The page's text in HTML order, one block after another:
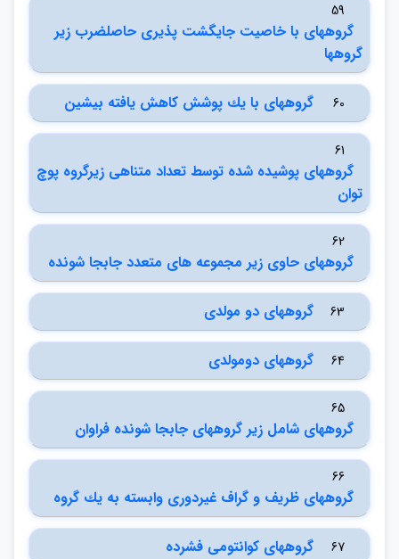
59
گروههاي با خاصيت جايگشت پذيري حاصلضرب زير
گروهها
60 گروههاي با يك پوشش كاهش يافته بيشين
61
گروههاي پوشيده شده توسط تعداد متناهي زيرگروه پوچ
توان
62
گروههاي حاوي زير مجموعه هاي متعدد جابجا شونده
63 گروههاي دو مولدي
64 گروههاي دومولدي
65
گروههاي شامل زير گروههاي جابجا شونده فراوان
66
گروههاي ظريف و گراف غيردوري وابسته به يك گروه
67 گروه‏هاي كوانتومي فشرده